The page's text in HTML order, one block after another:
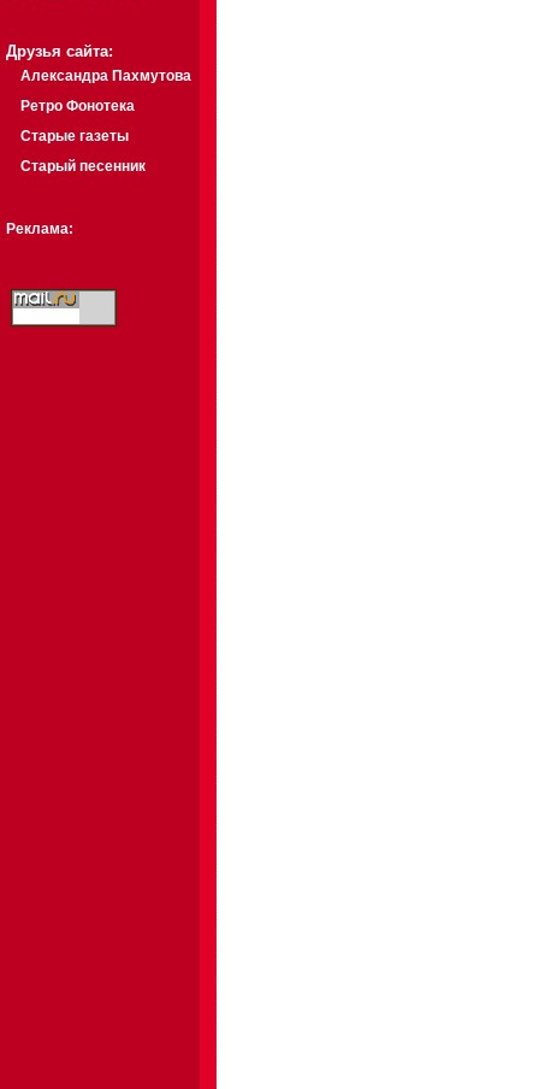
Друзья сайта:
Александра Пахмутова
Ретро Фонотека
Старые газеты
Старый песенник
Реклама: